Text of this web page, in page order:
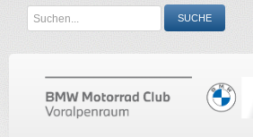
Search
...
SUCHE